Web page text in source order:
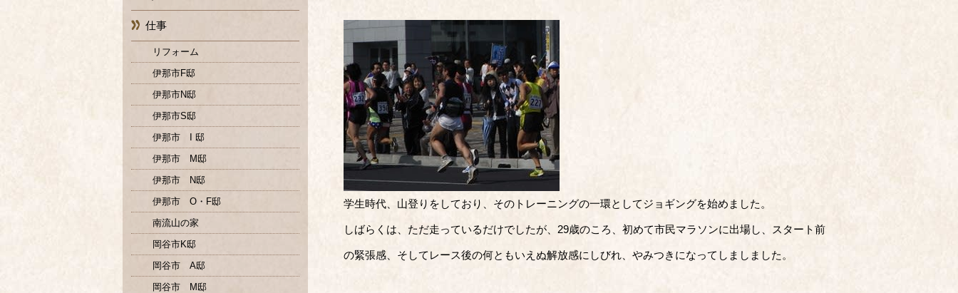
学生時代、山登りをしており、そのトレーニングの一環としてジョギングを始めました。
しばらくは、ただ走っているだけでしたが、29歳のころ、初めて市民マラソンに出場し、スタート前
の緊張感、そしてレース後の何ともいえぬ解放感にしびれ、やみつきになってしましました。
仕事
リフォーム
伊那市F邸
伊那市N邸
伊那市S邸
伊那市 I 邸
伊那市 M邸
伊那市 N邸
伊那市 O・F邸
南流山の家
岡谷市K邸
岡谷市 A邸
岡谷市 M邸